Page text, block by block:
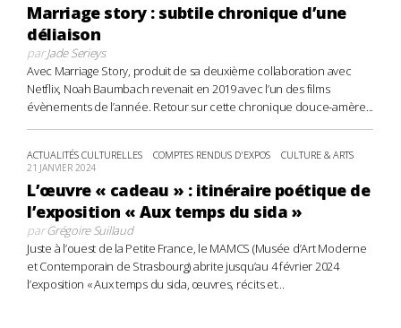
Marriage story : subtile chronique d’une
déliaison
parJade Serieys
Avec Marriage Story, produit de sa deuxième collaboration avec
Netflix, Noah Baumbach revenait en 2019 avec l’un des films
évènements de l’année. Retour sur cette chronique douce-amère...
ACTUALITÉS CULTURELLES COMPTES RENDUS D'EXPOS CULTURE & ARTS
21 JANVIER 2024
L’œuvre « cadeau » : itinéraire poétique de
l’exposition « Aux temps du sida »
parGrégoire Suillaud
Juste à l’ouest de la Petite France, le MAMCS (Musée d’Art Moderne
et Contemporain de Strasbourg) abrite jusqu’au 4 février 2024
l’exposition « Aux temps du sida, œuvres, récits et...